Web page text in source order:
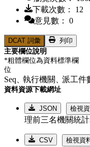
下載次數： 12
意見數： 0
DCAT 詞彙
列印
主要欄位說明
*粗體欄位為資料標準欄
位
Seq、執行機關、派工件
資料資源下載網址
JSON 檢視
理前三名機關統計
CSV 檢視資